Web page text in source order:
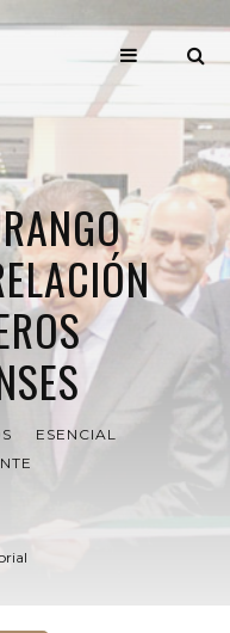
ESENCIAL